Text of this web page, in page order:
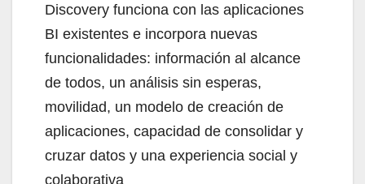
Discovery funciona con las aplicaciones
BI existentes e incorpora nuevas
funcionalidades: información al alcance
de todos, un análisis sin esperas,
movilidad, un modelo de creación de
aplicaciones, capacidad de consolidar y
cruzar datos y una experiencia social y
colaborativa